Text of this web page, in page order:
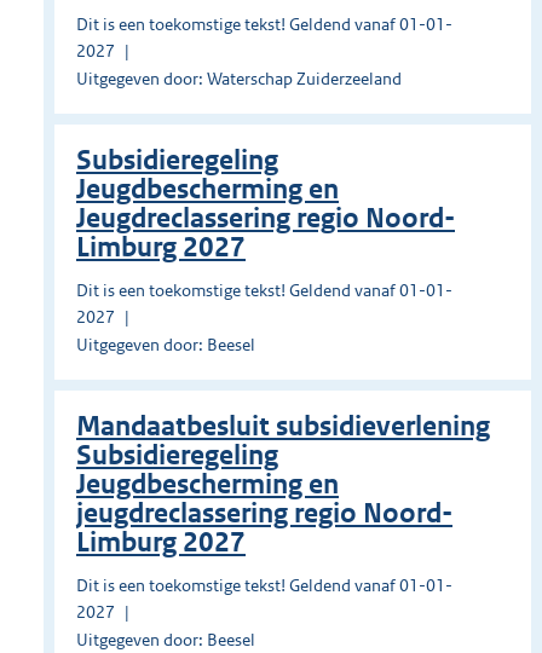
Dit is een toekomstige tekst! Geldend vanaf 01-01-
2027
Uitgegeven door: Waterschap Zuiderzeeland
Subsidieregeling
Jeugdbescherming en
Jeugdreclassering regio Noord-
Limburg 2027
Dit is een toekomstige tekst! Geldend vanaf 01-01-
2027
Uitgegeven door: Beesel
Mandaatbesluit subsidieverlening
Subsidieregeling
Jeugdbescherming en
jeugdreclassering regio Noord-
Limburg 2027
Dit is een toekomstige tekst! Geldend vanaf 01-01-
2027
Uitgegeven door: Beesel